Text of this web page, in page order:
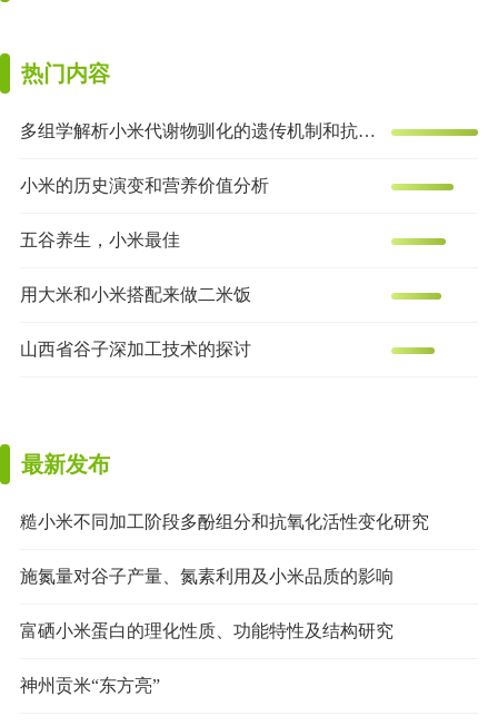
热门内容
多组学解析小米代谢物驯化的遗传机制和抗炎效果
小米的历史演变和营养价值分析
五谷养生，小米最佳
用大米和小米搭配来做二米饭
山西省谷子深加工技术的探讨
最新发布
糙小米不同加工阶段多酚组分和抗氧化活性变化研究
施氮量对谷子产量、氮素利用及小米品质的影响
富硒小米蛋白的理化性质、功能特性及结构研究
神州贡米“东方亮”